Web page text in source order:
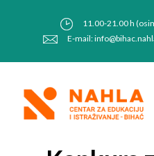
11.00-21.00 h
E-mail: